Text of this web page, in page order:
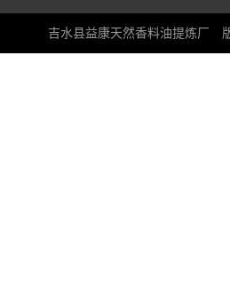
吉水县益康天然香料油提炼厂